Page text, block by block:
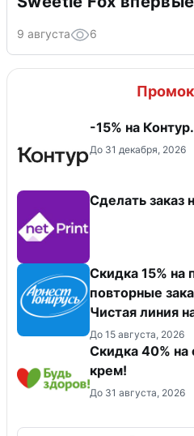
9 августа 6
-15% на
До 31 декабря, 2026
Сделать заказ
Скидка 15% на
повторные
Чистая линия
До 15 августа, 2026
Скидка 40%
крем!
До 31 августа, 2026